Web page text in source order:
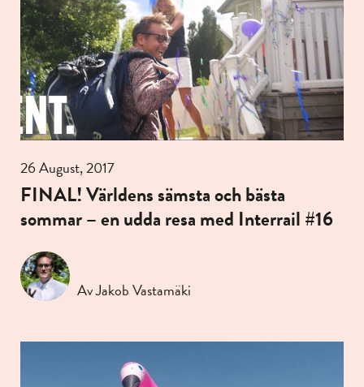
26 August, 2017
FINAL! Världens sämsta och bästa
sommar – en udda resa med Interrail #16
Av Jakob Vastamäki